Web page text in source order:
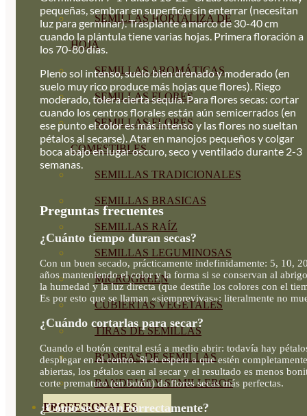
SEMILLAS HORTALIZA DE
HOJA
SEMILLAS AROMÁTICAS
SEMILLAS FLORES
SEMILLAS FLORES
COMESTIBLES
SEMILLAS TRADICIONALES
SEMILLAS BRASICAS
SEMILLAS RAÍZ
SEMILLAS LEGUMINOSAS
MICROGREEN
CUBIERTAS VEGETALES
TIRAS DE SEMILLAS
BOMBAS DE SEMILLAS
BANDEJAS Y SEMILLEROS
PROFESIONALES
pequeñas, sembrar en superficie sin enterrar (necesitan
luz para germinar). Trasplante a marco de 30-40 cm
cuando la plántula tiene varias hojas. Primera floración a
los 70-80 días.
Pleno sol intenso, suelo bien drenado y moderado (en
suelo muy rico produce más hojas que flores). Riego
moderado, tolera cierta sequía. Para flores secas: cortar
cuando los centros florales están aún semicerrados (en
ese punto el color es más intenso y las flores no sueltan
pétalos al secarse). Atar en manojos pequeños y colgar
boca abajo en lugar oscuro, seco y ventilado durante 2-3
semanas.
Preguntas frecuentes
¿Cuánto tiempo duran secas?
Con un buen secado, prácticamente indefinidamente: 5, 10,
años manteniendo el color y la forma si se conservan al
la humedad y la luz directa (que destiñe los colores con el
Es por esto que se llaman «siemprevivas»: literalmente no
¿Cuándo cortarlas para secar?
Cuando el botón central está a medio abrir: todavía hay
desplegar en el centro. Si se espera a que estén completamente
abiertas, los pétalos caen al secar y el resultado es menos
corte prematuro (en botón) da flores secas más perfectas.
¿Cómo se secan correctamente?